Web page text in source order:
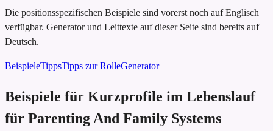
Die positionsspezifischen Beispiele sind vorerst noch auf Englisch
verfügbar. Generator und Leittexte auf dieser Seite sind bereits auf
Deutsch.
BeispieleTippsTipps zur RolleGenerator
Beispiele für Kurzprofile im Lebenslauf
für Parenting And Family Systems